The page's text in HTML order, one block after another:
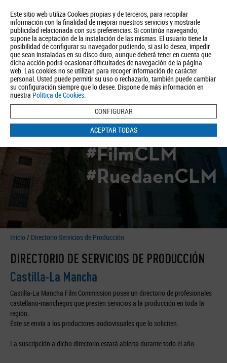
Este sitio web utiliza Cookies propias y de terceros, para recopilar
información con la finalidad de mejorar nuestros servicios y mostrarle
publicidad relacionada con sus preferencias. Si continúa navegando,
supone la aceptación de la instalación de las mismas. El usuario tiene la
posibilidad de configurar su navegador pudiendo, si así lo desea, impedir
que sean instaladas en su disco duro, aunque deberá tener en cuenta que
dicha acción podrá ocasionar dificultades de navegación de la página
web. Las cookies no se utilizan para recoger información de carácter
personal. Usted puede permitir su uso o rechazarlo, también puede cambiar
su configuración siempre que lo desee. Dispone de más información en
nuestra Política de Cookies.
CONFIGURAR
ACEPTAR TODAS
Quiénes somos Turismo Política de Privacidad Aviso Legal
Política de Cookies
BUSCAR
#FilmCLM
#RuedaenCLM
Inicio / Directorio Servicios de Producción
DIRECTORIO DE SERVICIOS DE PRODUCCIÓN
Castilla-La Mancha
Castilla-La Mancha Film Commission posee un directorio de profesionales
castellano-manchegos que presten servicios a la producción en toda la
región.
Éste se envía a los productores audiovisuales que lo soliciten.
La suscripción a dicho directorio estará abierta durante todo el año.